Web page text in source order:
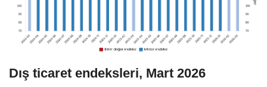
Dış ticaret endeksleri, Mart 2026